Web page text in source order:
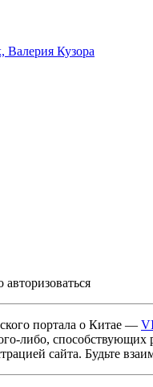
Кузора
портала о Китае —
либо,
сайта. Будьте